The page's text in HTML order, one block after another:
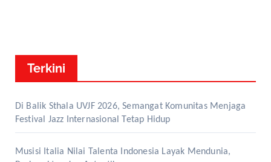
Terkini
Di Balik Sthala UVJF 2026, Semangat Komunitas Menjaga
Festival Jazz Internasional Tetap Hidup
Musisi Italia Nilai Talenta Indonesia Layak Mendunia,